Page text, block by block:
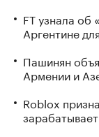
FT узнала об
Аргентине
Пашинян
Армении и
Roblox